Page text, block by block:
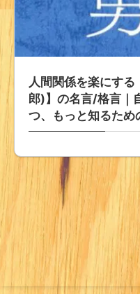
人間関係を楽にす
郎)】の名言/格言｜
つ、もっと知るため